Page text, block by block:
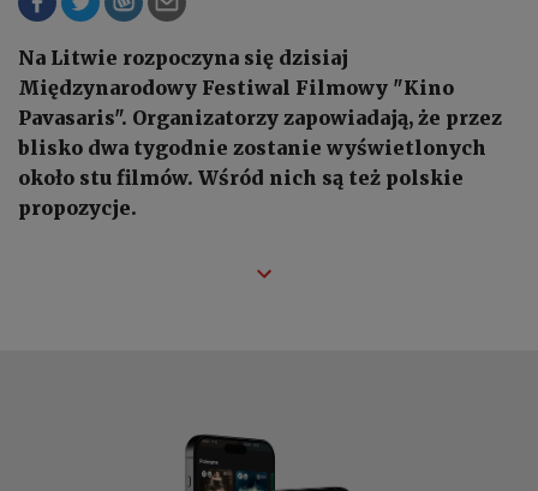
Na Litwie rozpoczyna się dzisiaj
Międzynarodowy Festiwal Filmowy "Kino
Pavasaris". Organizatorzy zapowiadają, że przez
blisko dwa tygodnie zostanie wyświetlonych
około stu filmów. Wśród nich są też polskie
propozycje.